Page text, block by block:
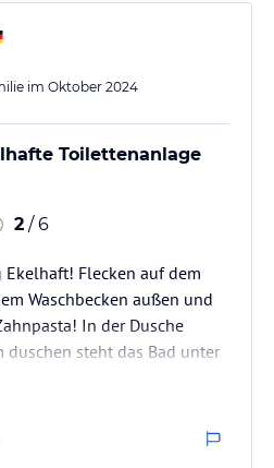
im Oktober 2024
Toilettenanlage
2 / 6
Ekelhaft! Flecken auf dem
Waschbecken außen und
In der Dusche
duschen steht das Bad unter
die Handtücher voller
spät ins Zimmer und Kids
keine Lust hatten an der